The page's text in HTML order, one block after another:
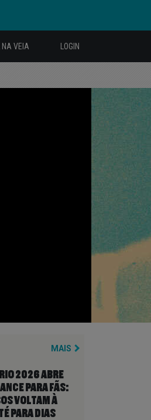
NA VEIA LOGIN
MAIS
2026 ABRE
PARA FÃS:
VOLTAM À
PARA DIAS